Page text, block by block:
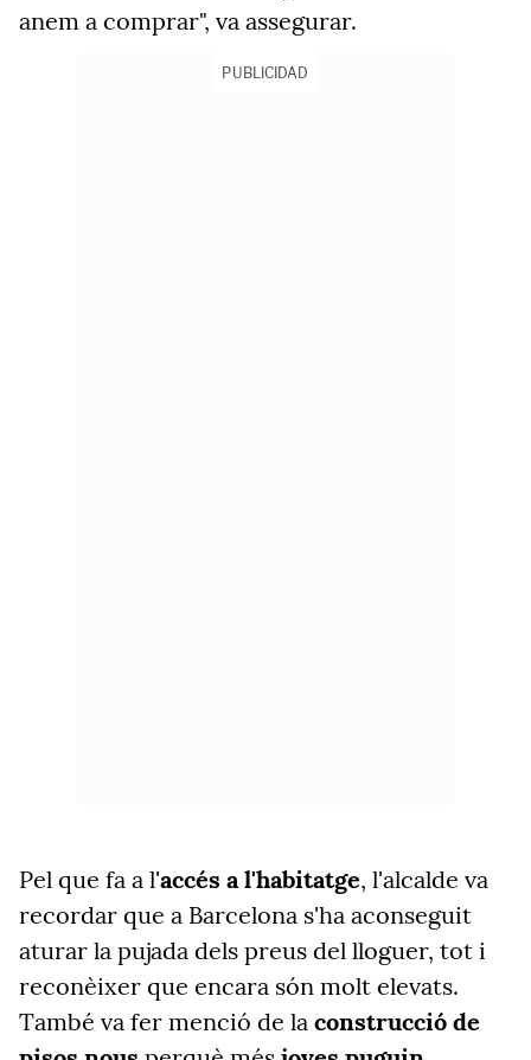
anem a comprar", va assegurar.
PUBLICIDAD
Pel que fa a l'accés a l'habitatge, l'alcalde va
recordar que a Barcelona s'ha aconseguit
aturar la pujada dels preus del lloguer, tot i
reconèixer que encara són molt elevats.
També va fer menció de la construcció de